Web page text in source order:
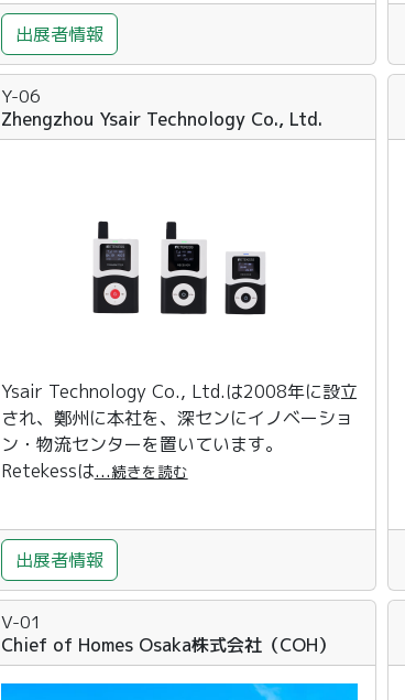
出展者情報
Y-06
Zhengzhou Ysair Technology Co., Ltd.
Ysair Technology Co., Ltd.は2008年に設立
され、鄭州に本社を、深センにイノベーショ
ン・物流センターを置いています。
Retekessは...続きを読む
出展者情報
V-01
Chief of Homes Osaka株式会社（COH）